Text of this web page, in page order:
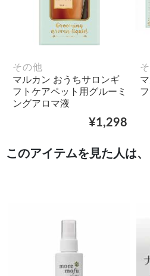
その他
マルカン おうちサロンギ
フトケアペット用グルーミ
ングアロマ液
¥1,298
このアイテムを見た人は